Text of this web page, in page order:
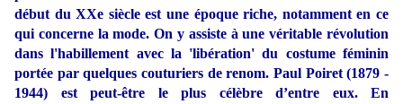
début du XXe siècle est une époque riche, notamment en ce
qui concerne la mode. On y assiste à une véritable révolution
dans l'habillement avec la 'libération' du costume féminin
portée par quelques couturiers de renom. Paul Poiret (1879 -
1944) est peut-être le plus célèbre d’entre eux. En